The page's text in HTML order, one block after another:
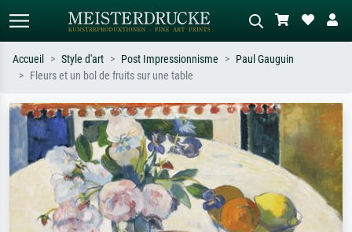
Recherchez par artiste, titre ou style –
ex. Monet, Nuit étoilée,
impressionnisme, vague de Hokusai,
nu.
Décrivez la scène – ex. prairie verte,
abstrait avec beaucoup de rouge,
tableau sombre, nu debout près d'un
arbre.
Accueil Style d'art Post Impressionnisme
Paul Gauguin
Fleurs et un bol de fruits sur une table